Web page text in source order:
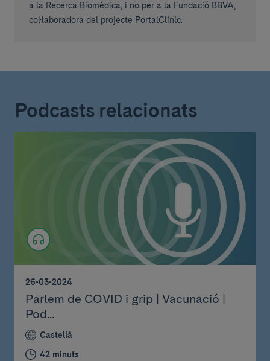
a la Recerca Biomèdica, i no per a la Fundació BBVA,
col·laboradora del projecte PortalClínic.
Podcasts relacionats
26-03-2024
Parlem de COVID i grip | Vacunació |
Pod...
Castellà
42 minuts